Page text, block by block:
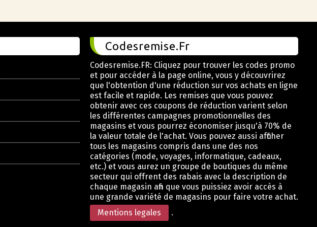
Codesremise.Fr
Codesremise.FR: Cliquez pour trouver les codes promo
et pour accéder à la page online, vous y découvrirez
que l'obtention d'une réduction sur vos achats en ligne
est facile et rapide. Les remises que vous pouvez
obtenir avec ces coupons de réduction varient selon
les différentes campagnes promotionnelles des
magasins et vous pourrez économiser jusqu'à 70% de
la valeur totale de l'achat. Vous pouvez aussi afficher
tous les magasins compris dans une des nos
catégories (mode, voyages, informatique, cadeaux,
etc.) et vous aurez un groupe de boutiques du même
secteur qui offrent des rabais avec la description de
chaque magasin afin que vous puissiez avoir accès à
une grande variété de magasins pour faire votre achat.
Mentions legales
.